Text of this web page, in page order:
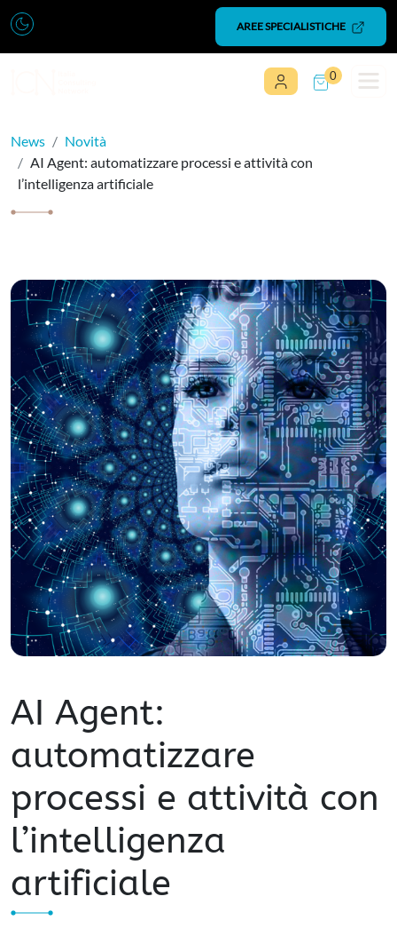
Vai al contenuto
AREE SPECIALISTICHE
0
News
Novità
AI Agent: automatizzare processi e attività con
l’intelligenza artificiale
AI Agent:
automatizzare
processi e attività con
l’intelligenza
artificiale